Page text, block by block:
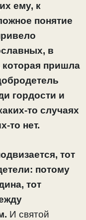
ему, к
понятие
в
которая пришла
гордости и
то случаях
то нет.
тот
потому
тот
И святой